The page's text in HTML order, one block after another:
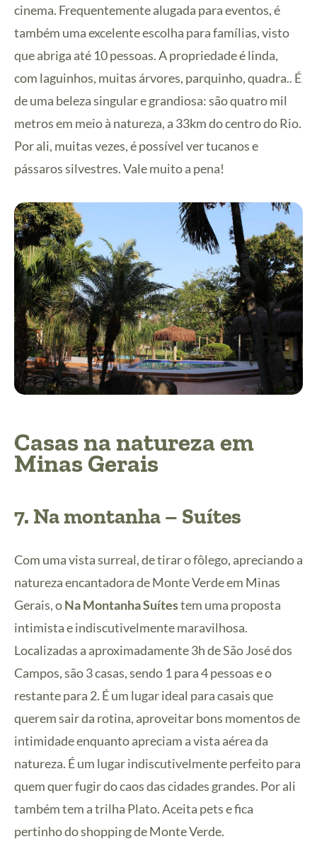
cinema. Frequentemente alugada para eventos, é
também uma excelente escolha para famílias, visto
que abriga até 10 pessoas. A propriedade é linda,
com laguinhos, muitas árvores, parquinho, quadra.. É
de uma beleza singular e grandiosa: são quatro mil
metros em meio à natureza, a 33km do centro do Rio.
Por ali, muitas vezes, é possível ver tucanos e
pássaros silvestres. Vale muito a pena!
Casas na natureza em
Minas Gerais
7. Na montanha – Suítes
Com uma vista surreal, de tirar o fôlego, apreciando a
natureza encantadora de Monte Verde em Minas
Gerais, oNa Montanha Suítestem uma proposta
intimista e indiscutivelmente maravilhosa.
Localizadas a aproximadamente 3h de São José dos
Campos, são 3 casas, sendo 1 para 4 pessoas e o
restante para 2. É um lugar ideal para casais que
querem sair da rotina, aproveitar bons momentos de
intimidade enquanto apreciam a vista aérea da
natureza. É um lugar indiscutivelmente perfeito para
quem quer fugir do caos das cidades grandes. Por ali
também tem a trilha Plato. Aceita pets e fica
pertinho do shopping de Monte Verde.